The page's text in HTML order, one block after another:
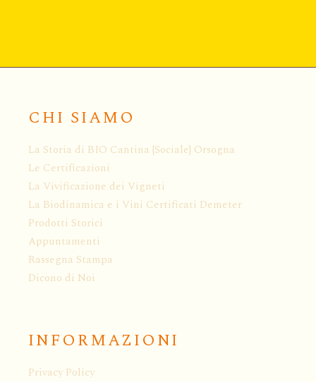
CHI SIAMO
La Storia di BIO Cantina {Sociale} Orsogna
Le Certificazioni
La Vivificazione dei Vigneti
La Biodinamica e i Vini Certificati Demeter
Prodotti Storici
Appuntamenti
Rassegna Stampa
Dicono di Noi
INFORMAZIONI
Privacy Policy